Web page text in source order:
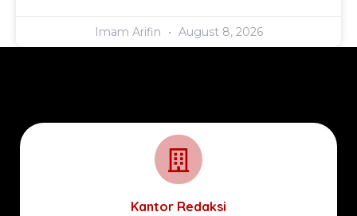
Imam Arifin August 8, 2026
Kantor Redaksi